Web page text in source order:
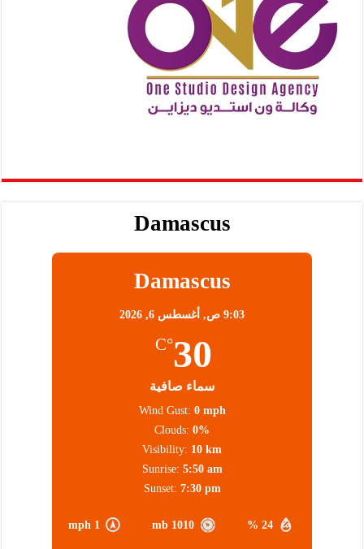
Damascus
Damascus
9:03 ص, أغسطس 6, 2026
30
°C
سماء صافية
24 %
1010 mb
1 mph
Wind Gust: 0 mph
Clouds: 0%
Visibility: 10 km
Sunrise: 5:50 am
Sunset: 7:30 pm